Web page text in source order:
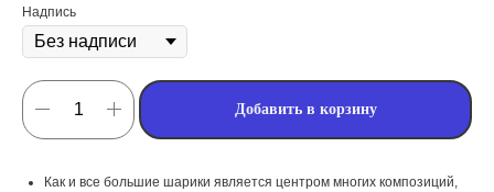
Надпись
Добавить в корзину
Как и все большие шарики является центром многих композиций,
мы занимаемся
оформлением: